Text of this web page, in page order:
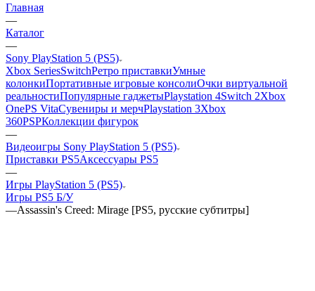
Главная
—
Каталог
—
Sony PlayStation 5 (PS5)
Xbox SeriesSwitchРетро приставкиУмные
колонкиПортативные игровые консолиОчки виртуальной
реальностиПопулярные гаджетыPlaystation 4Switch 2Xbox
OnePS VitaСувениры и мерчPlaystation 3Xbox
360PSPКоллекции фигурок
—
Видеоигры Sony PlayStation 5 (PS5)
Приставки PS5Аксессуары PS5
—
Игры PlayStation 5 (PS5)
Игры PS5 Б/У
—Assassin's Creed: Mirage [PS5, русские субтитры]